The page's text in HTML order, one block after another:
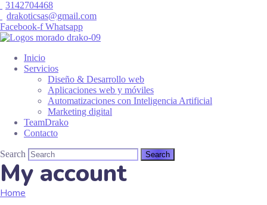
3142704468
drakoticsas@gmail.com
Facebook-f Whatsapp
Inicio
Servicios
Diseño & Desarrollo web
Aplicaciones web y móviles
Automatizaciones con Inteligencia Artificial
Marketing digital
TeamDrako
Contacto
Search
My account
Home